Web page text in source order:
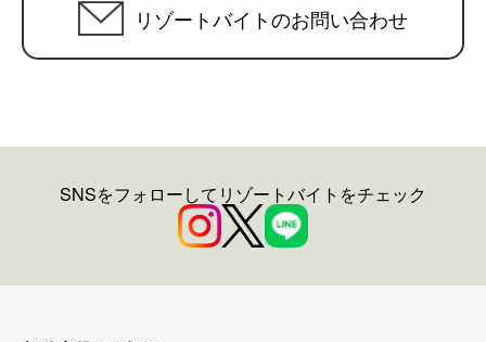
リゾートバイトのお問い合わせ
SNSをフォローしてリゾートバイトをチェック